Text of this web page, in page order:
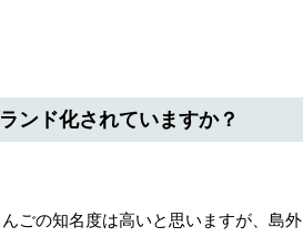
ンド化されていますか？
ごの知名度は高いと思いますが、島